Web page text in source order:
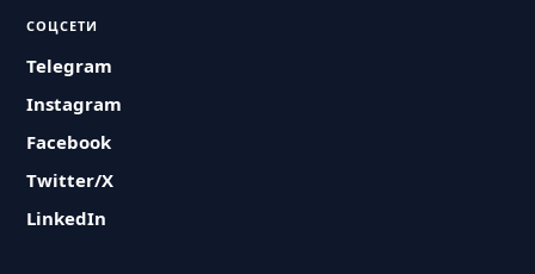
СОЦСЕТИ
Telegram
Instagram
Facebook
Twitter/X
LinkedIn